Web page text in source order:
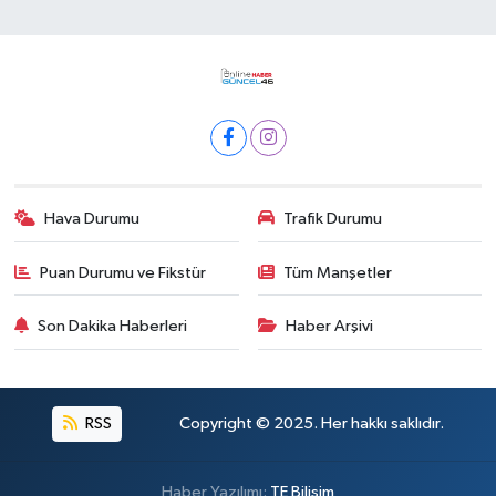
Hava Durumu Trafik Durumu
Puan Durumu ve Fikstür Tüm Manşetler
Son Dakika Haberleri Haber Arşivi
RSS Copyright © 2025. Her hakkı saklıdır.
Haber Yazılımı: TE Bilişim